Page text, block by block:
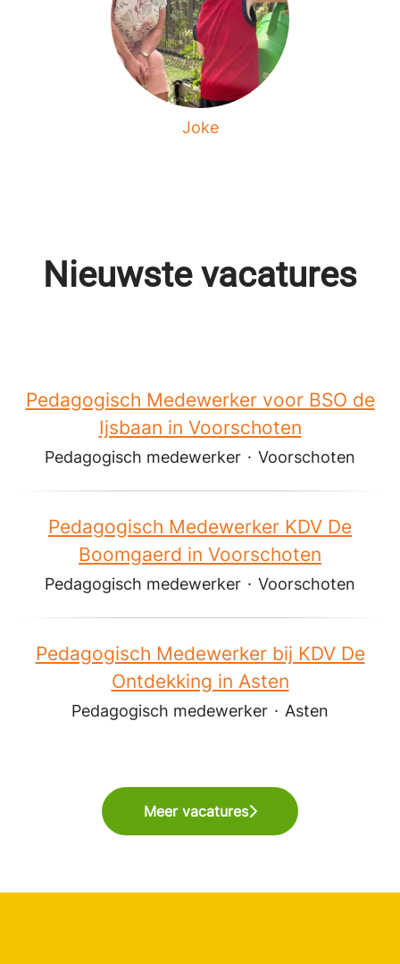
Joke
Nieuwste vacatures
Pedagogisch Medewerker voor BSO de
Ijsbaan in Voorschoten
Pedagogisch medewerker · Voorschoten
Pedagogisch Medewerker KDV De
Boomgaerd in Voorschoten
Pedagogisch medewerker · Voorschoten
Pedagogisch Medewerker bij KDV De
Ontdekking in Asten
Pedagogisch medewerker · Asten
Meer vacatures